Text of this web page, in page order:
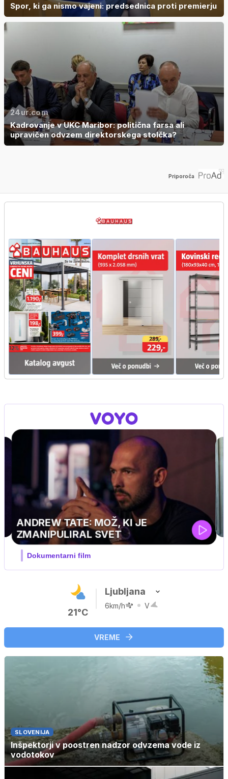
Spor, ki ga nismo vajeni: predsednica proti premierju
24ur.com
Kadrovanje v UKC Maribor: politična farsa ali
upravičen odvzem direktorskega stolčka?
Priporoča
MOJ PRIJATELJ PINGVIN
Film meseca / družinski, pustolovski
21°C
Ljubljana
6km/h V
VREME
SLOVENIJA
Inšpektorji v poostren nadzor odvzema vode iz
vodotokov